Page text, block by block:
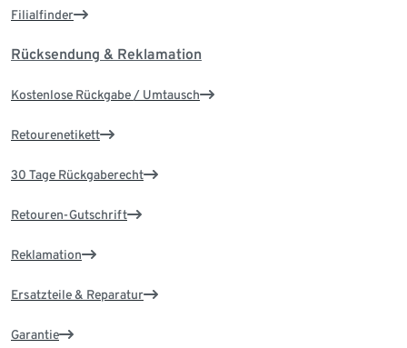
Filialfinder
Rücksendung & Reklamation
Kostenlose Rückgabe / Umtausch
Retourenetikett
30 Tage Rückgaberecht
Retouren-Gutschrift
Reklamation
Ersatzteile & Reparatur
Garantie